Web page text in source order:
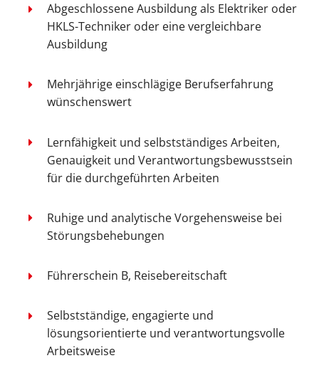
Abgeschlossene Ausbildung als Elektriker oder
HKLS-Techniker oder eine vergleichbare
Ausbildung
Mehrjährige einschlägige Berufserfahrung
wünschenswert
Lernfähigkeit und selbstständiges Arbeiten,
Genauigkeit und Verantwortungsbewusstsein
für die durchgeführten Arbeiten
Ruhige und analytische Vorgehensweise bei
Störungsbehebungen
Führerschein B, Reisebereitschaft
Selbstständige, engagierte und
lösungsorientierte und verantwortungsvolle
Arbeitsweise